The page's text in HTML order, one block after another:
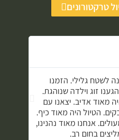
טרקטורונים
לשטח גלילי. הזמנו
הגענו זוג וילדה שנוהגת.
מאוד אדיב. יצאנו עם
הטיול היה מאוד כיף.
אנחנו מאוד נהנינו,
בחום רב.